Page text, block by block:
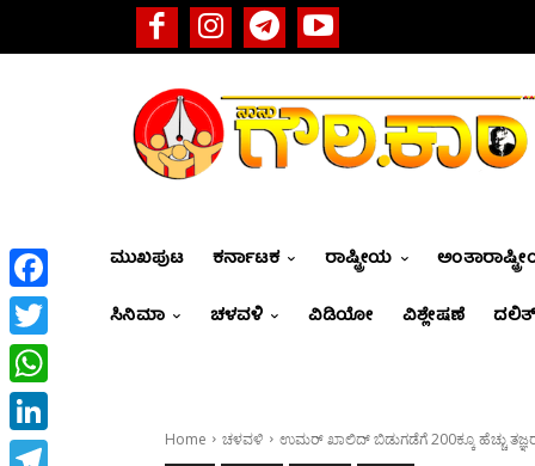
ಮುಖಪುಟ ಕರ್ನಾಟಕ ರಾಷ್ಟ್ರೀಯ
ಸಿನಿಮಾ
ಚಳವಳಿ ವಿಡಿಯೋ ವಿಶ್ಲೇಷಣೆ ದಲಿತ್
Home ಚಳವಳಿ ಉಮರ್‌ ಖಾಲಿದ್ ಬಿಡುಗಡೆಗೆ 200ಕ್ಕೂ ಹೆಚ್ಚು
Facebook
Twitter
WhatsApp
LinkedIn